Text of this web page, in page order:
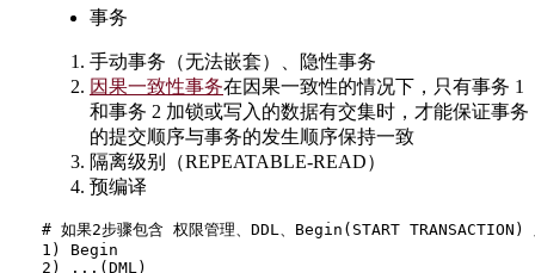
事务
手动事务（无法嵌套）、隐性事务
因果一致性事务在因果一致性的情况下，只有事务 1
和事务 2 加锁或写入的数据有交集时，才能保证事务
的提交顺序与事务的发生顺序保持一致
隔离级别（REPEATABLE-READ）
预编译
# 如果2步骤包含 权限管理、DDL、Begin(START TRANSACTION)
1) Begin
2) ...(DML)